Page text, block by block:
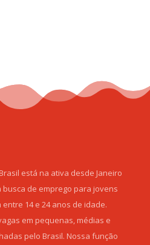
está na ativa desde Janeiro
busca de emprego para jovens
14 e 24 anos de idade.
em pequenas, médias e
pelo Brasil. Nossa função